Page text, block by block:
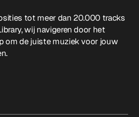
tot meer dan 20.000 tracks
wij navigeren door het
om de juiste muziek voor jouw